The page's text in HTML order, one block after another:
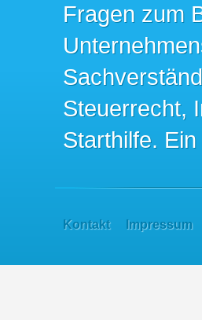
Fragen zum
Steuerrecht,
Starthilfe.
Kontakt Impressum